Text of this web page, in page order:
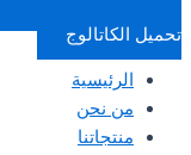
تحميل الكاتالوج
الرئيسية
من نحن
منتجاتنا